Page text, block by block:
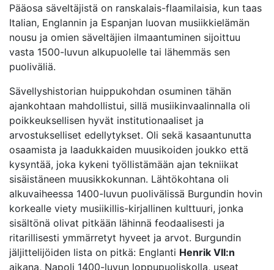
Pääosa säveltäjistä on ranskalais-flaamilaisia, kun taas
Italian, Englannin ja Espanjan luovan musiikkielämän
nousu ja omien säveltäjien ilmaantuminen sijoittuu
vasta 1500-luvun alkupuolelle tai lähemmäs sen
puoliväliä.
Sävellyshistorian huippukohdan osuminen tähän
ajankohtaan mahdollistui, sillä musiikinvaalinnalla oli
poikkeuksellisen hyvät institutionaaliset ja
arvostukselliset edellytykset. Oli sekä kasaantunutta
osaamista ja laadukkaiden muusikoiden joukko että
kysyntää, joka kykeni työllistämään ajan tekniikat
sisäistäneen muusikkokunnan. Lähtökohtana oli
alkuvaiheessa 1400-luvun puolivälissä Burgundin hovin
korkealle viety musiikillis-kirjallinen kulttuuri, jonka
sisältönä olivat pitkään lähinnä feodaalisesti ja
ritarillisesti ymmärretyt hyveet ja arvot. Burgundin
jäljittelijöiden lista on pitkä: Englanti Henrik VII:n
aikana, Napoli 1400-luvun loppupuoliskolla, useat